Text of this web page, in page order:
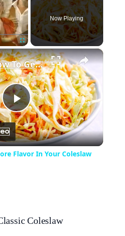
Fullscreen
Now Playing
×
Play
Video
This Is How To Get More Flavor In Your Coleslaw
Flavor In Your Coleslaw
Coleslaw